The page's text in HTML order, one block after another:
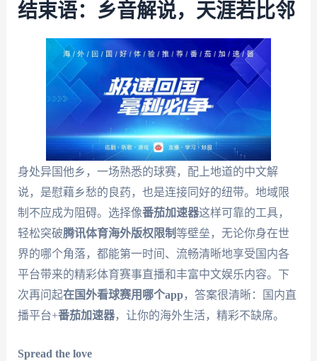
结束语：乡音解说，天涯若比邻
身处异国他乡，一场熟悉的球赛，配上地道的中文解
说，是慰藉乡愁的良药，也是连接同好的纽带。地域限
制不应成为阻碍。选择像番茄加速器这样可靠的工具，
轻松突破腾讯体育海外版权限制等壁垒，无论你身在世
界的哪个角落，都能第一时间、流畅清晰地享受国内各
平台带来的精彩体育赛事直播和丰富中文娱乐内容。下
次再问起在国外看球赛用哪个app，答案很清晰：国内直
播平台+番茄加速器，让你的海外生活，精彩不缺席。
Spread the love